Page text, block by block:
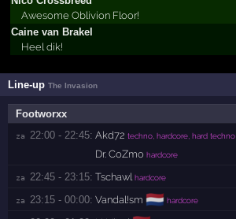
Awesome Oblivion Floor!
Caine van Brakel
Heel dik!
Line-upThe Invasion
Footworxx
za 22:00 - 22:45: Akd72 techno, hardcore, hard techno
Dr. CoZmo hardcore
za 22:45 - 23:15: Tschawl hardcore
za 23:15 - 00:00: Vandal!sm 🇳🇱 hardcore